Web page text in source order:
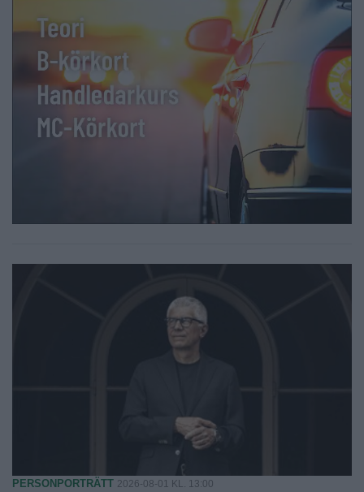
PERSONPORTRÄTT 2026-08-01 KL. 13:00